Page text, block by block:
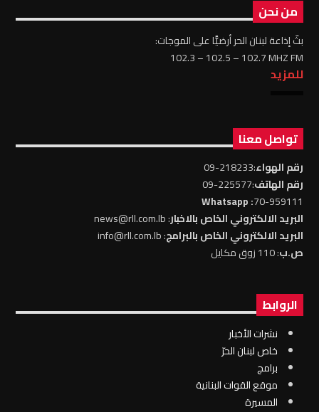
من نحن
بثّ إذاعة لبنان الحر أرضيًّا على الموجات:
102.3 – 102.5 – 102.7 MHZ FM
للمزيد
تواصل معنا
رقم الهواء:218233-09
رقم الهاتف:225577-09
70-959111
: Whatsapp
البريد الالكتروني الخاص بالاخبار: news@rll.com.lb
البريد الالكتروني الخاص بالبرامج: info@rll.com.lb
ص.ب: 110 زوق مكايل
الروابط
نشرات الأخبار
خاص لبنان الحرّ
برامج
موقع القوات البنانية
المسيرة